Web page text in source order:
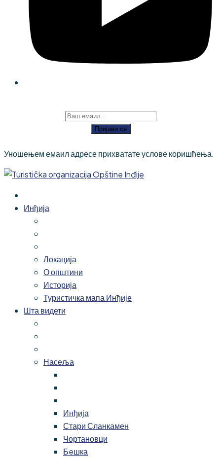
Пријави се
Уношењем емаил адресе прихватате услове коришћења.
Инђија
Локација
О општини
Историја
Туристичка мапа Инђије
Шта видети
Насеља
Инђија
Стари Сланкамен
Чортановци
Бeшка